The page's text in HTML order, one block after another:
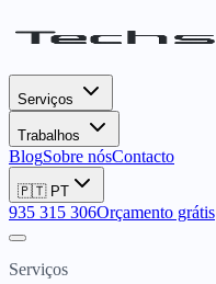
Serviços
Trabalhos
BlogSobre nósContacto
🇵🇹 PT
935 315 306Orçamento grátis
Serviços